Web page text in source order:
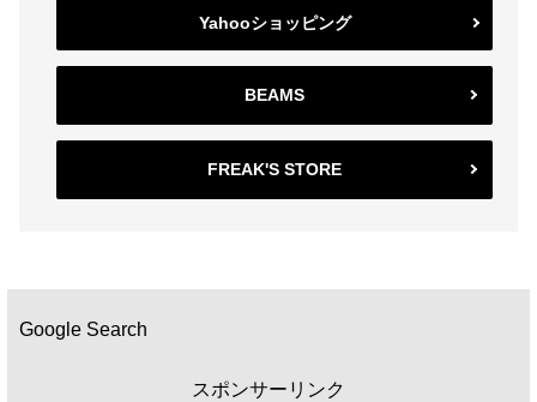
Yahooショッピング
BEAMS
FREAK'S STORE
Google Search
スポンサーリンク